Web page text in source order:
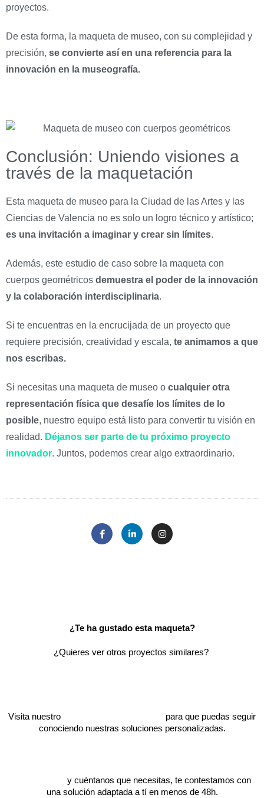
proyectos.
De esta forma, la maqueta de museo, con su complejidad y
precisión, se convierte así en una referencia para la
innovación en la museografía.
Conclusión: Uniendo visiones a
través de la maquetación
Esta maqueta de museo para la Ciudad de las Artes y las
Ciencias de Valencia no es solo un logro técnico y artístico;
es una invitación a imaginar y crear sin límites.
Además, este estudio de caso sobre la maqueta con
cuerpos geométricos demuestra el poder de la innovación
y la colaboración interdisciplinaria.
Si te encuentras en la encrucijada de un proyecto que
requiere precisión, creatividad y escala, te animamos a que
nos escribas.
Si necesitas una maqueta de museo o cualquier otra
representación física que desafíe los límites de lo
posible, nuestro equipo está listo para convertir tu visión en
realidad. Déjanos ser parte de tu próximo proyecto
innovador. Juntos, podemos crear algo extraordinario.
¿Te ha gustado esta maqueta?
¿Quieres ver otros proyectos similares?
Visita nuestro
para que puedas seguir
conociendo nuestras soluciones personalizadas.
y cuéntanos que necesitas, te contestamos con
una solución adaptada a tí en menos de 48h.